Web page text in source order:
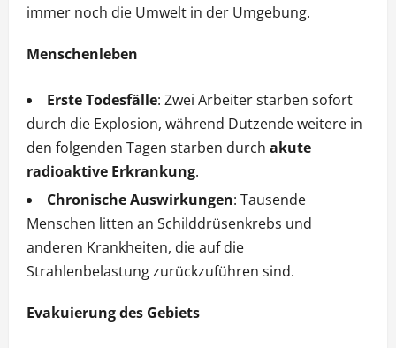
immer noch die Umwelt in der Umgebung.
Menschenleben
Erste Todesfälle: Zwei Arbeiter starben sofort
durch die Explosion, während Dutzende weitere in
den folgenden Tagen starben durch akute
radioaktive Erkrankung.
Chronische Auswirkungen: Tausende
Menschen litten an Schilddrüsenkrebs und
anderen Krankheiten, die auf die
Strahlenbelastung zurückzuführen sind.
Evakuierung des Gebiets